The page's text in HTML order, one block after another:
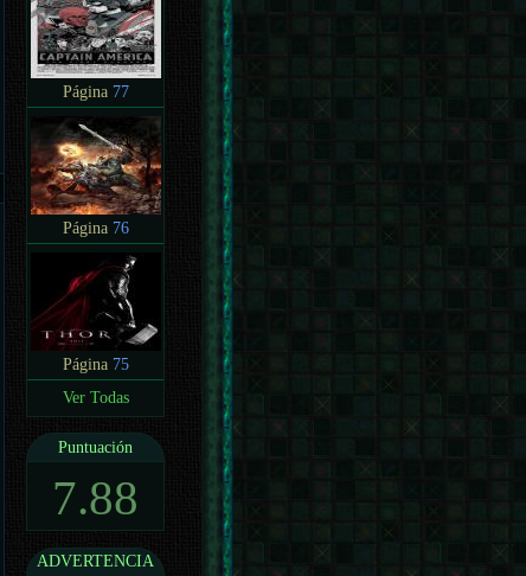
Página 77
Página 76
Página 75
Ver Todas
Puntuación
7.88
ADVERTENCIA